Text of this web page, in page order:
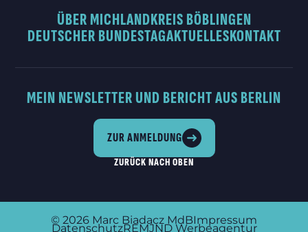
ÜBER MICHLANDKREIS BÖBLINGEN
DEUTSCHER BUNDESTAGAKTUELLESKONTAKT
MEIN NEWSLETTER UND BERICHT AUS BERLIN
ZUR ANMELDUNG
ZURÜCK NACH OBEN
© 2026 Marc Biadacz MdBImpressum
DatenschutzREMJND Werbeagentur